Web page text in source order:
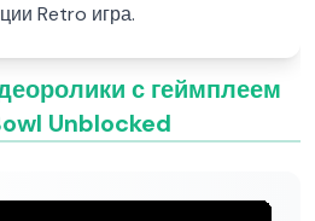
Retro игра.
с геймплеем
Unblocked